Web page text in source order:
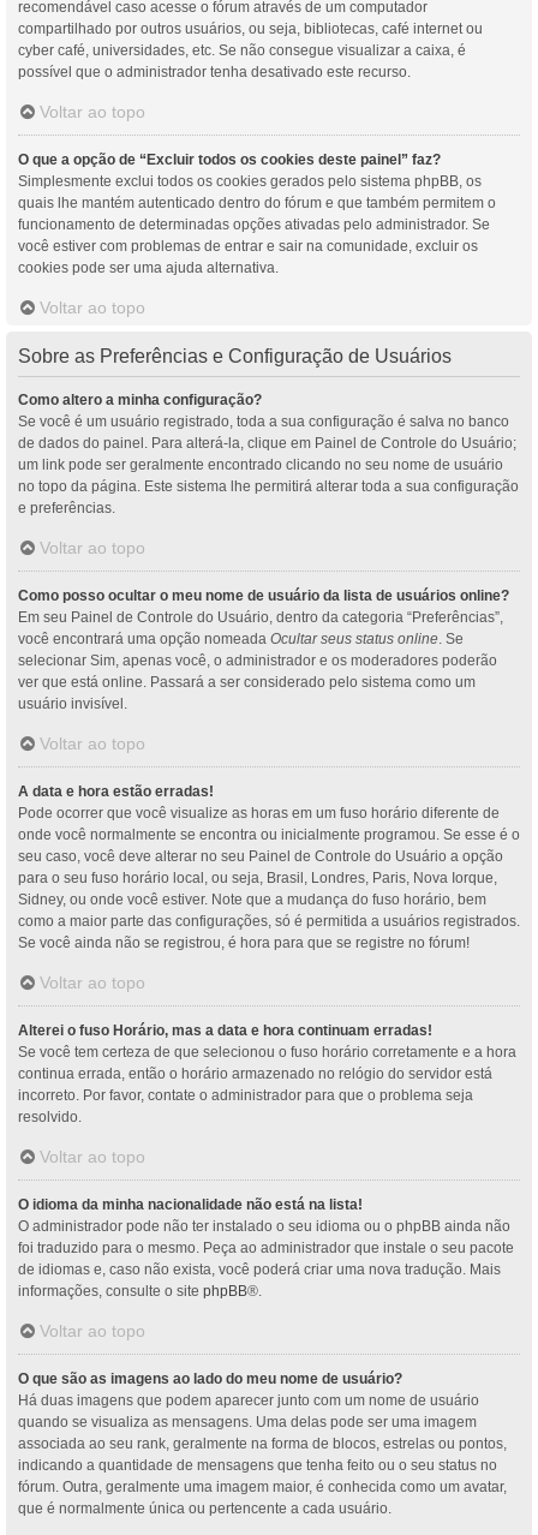
recomendável caso acesse o fórum através de um computador
compartilhado por outros usuários, ou seja, bibliotecas, café internet ou
cyber café, universidades, etc. Se não consegue visualizar a caixa, é
possível que o administrador tenha desativado este recurso.
Voltar ao topo
O que a opção de “Excluir todos os cookies deste painel” faz?
Simplesmente exclui todos os cookies gerados pelo sistema phpBB, os
quais lhe mantém autenticado dentro do fórum e que também permitem o
funcionamento de determinadas opções ativadas pelo administrador. Se
você estiver com problemas de entrar e sair na comunidade, excluir os
cookies pode ser uma ajuda alternativa.
Voltar ao topo
Sobre as Preferências e Configuração de Usuários
Como altero a minha configuração?
Se você é um usuário registrado, toda a sua configuração é salva no banco
de dados do painel. Para alterá-la, clique em Painel de Controle do Usuário;
um link pode ser geralmente encontrado clicando no seu nome de usuário
no topo da página. Este sistema lhe permitirá alterar toda a sua configuração
e preferências.
Voltar ao topo
Como posso ocultar o meu nome de usuário da lista de usuários online?
Em seu Painel de Controle do Usuário, dentro da categoria “Preferências”,
você encontrará uma opção nomeada Ocultar seus status online. Se
selecionar Sim, apenas você, o administrador e os moderadores poderão
ver que está online. Passará a ser considerado pelo sistema como um
usuário invisível.
Voltar ao topo
A data e hora estão erradas!
Pode ocorrer que você visualize as horas em um fuso horário diferente de
onde você normalmente se encontra ou inicialmente programou. Se esse é o
seu caso, você deve alterar no seu Painel de Controle do Usuário a opção
para o seu fuso horário local, ou seja, Brasil, Londres, Paris, Nova Iorque,
Sidney, ou onde você estiver. Note que a mudança do fuso horário, bem
como a maior parte das configurações, só é permitida a usuários registrados.
Se você ainda não se registrou, é hora para que se registre no fórum!
Voltar ao topo
Alterei o fuso Horário, mas a data e hora continuam erradas!
Se você tem certeza de que selecionou o fuso horário corretamente e a hora
continua errada, então o horário armazenado no relógio do servidor está
incorreto. Por favor, contate o administrador para que o problema seja
resolvido.
Voltar ao topo
O idioma da minha nacionalidade não está na lista!
O administrador pode não ter instalado o seu idioma ou o phpBB ainda não
foi traduzido para o mesmo. Peça ao administrador que instale o seu pacote
de idiomas e, caso não exista, você poderá criar uma nova tradução. Mais
informações, consulte o site phpBB®.
Voltar ao topo
O que são as imagens ao lado do meu nome de usuário?
Há duas imagens que podem aparecer junto com um nome de usuário
quando se visualiza as mensagens. Uma delas pode ser uma imagem
associada ao seu rank, geralmente na forma de blocos, estrelas ou pontos,
indicando a quantidade de mensagens que tenha feito ou o seu status no
fórum. Outra, geralmente uma imagem maior, é conhecida como um avatar,
que é normalmente única ou pertencente a cada usuário.